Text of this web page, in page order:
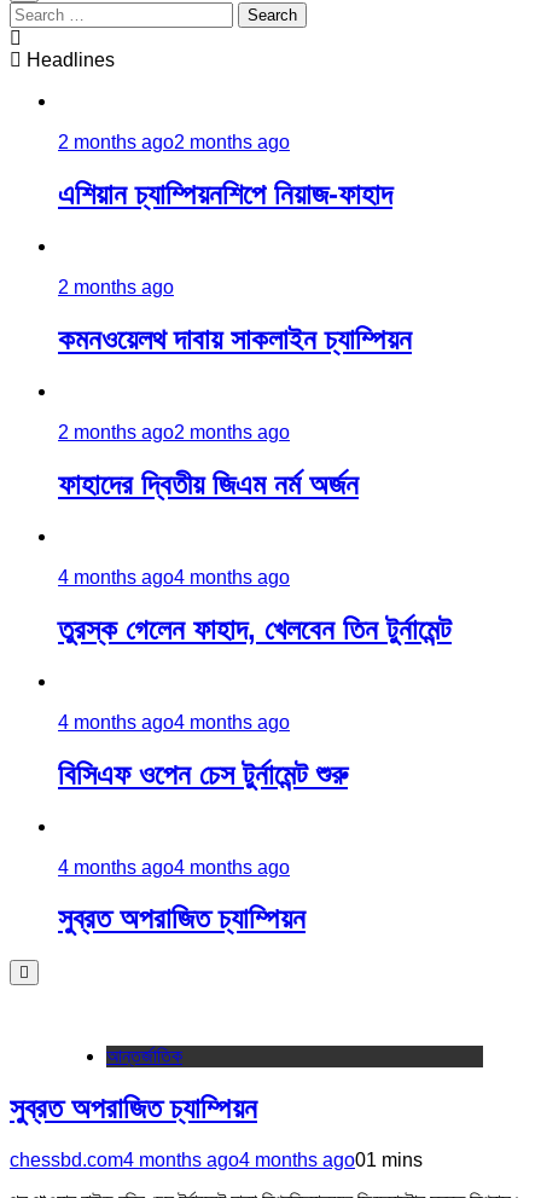
Search
for:
Headlines
2 months ago2 months ago
এশিয়ান চ্যাম্পিয়নশিপে নিয়াজ-ফাহাদ
2 months ago
কমনওয়েলথ দাবায় সাকলাইন চ্যাম্পিয়ন
2 months ago2 months ago
ফাহাদের দ্বিতীয় জিএম নর্ম অর্জন
4 months ago4 months ago
তুরস্ক গেলেন ফাহাদ, খেলবেন তিন টুর্নামেন্ট
4 months ago4 months ago
বিসিএফ ওপেন চেস টুর্নামেন্ট শুরু
4 months ago4 months ago
সুব্রত অপরাজিত চ্যাম্পিয়ন
আন্তর্জাতিক
সুব্রত অপরাজিত চ্যাম্পিয়ন
chessbd.com4 months ago4 months ago01 mins